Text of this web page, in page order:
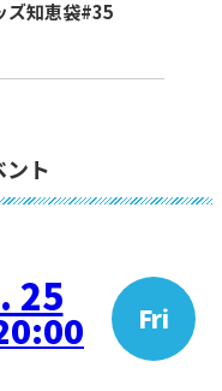
ズ知恵袋#35
ト
25 Fri